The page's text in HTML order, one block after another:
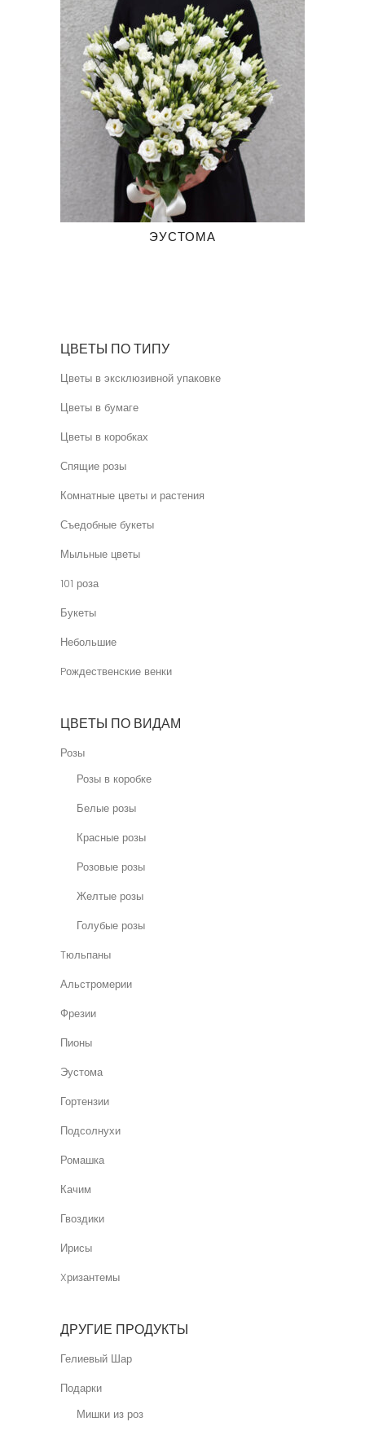
ЭУСТОМА
ЦВЕТЫ ПО ТИПУ
Цветы в эксклюзивной упаковке
Цветы в бумаге
Цветы в коробках
Спящие розы
Комнатные цветы и растения
Съедобные букеты
Мыльные цветы
101 роза
Букеты
Небольшие
Pождественские венки
ЦВЕТЫ ПО ВИДАМ
Розы
Розы в коробке
Белые розы
Красные розы
Розовые розы
Желтые розы
Голубые розы
Tюльпаны
Альстромерии
Фрезии
Пионы
Эустома
Гортензии
Подсолнухи
Ромашка
Качим
Гвоздики
Ирисы
Xризантемы
ДРУГИЕ ПРОДУКТЫ
Гелиевый Шар
Подарки
Мишки из роз